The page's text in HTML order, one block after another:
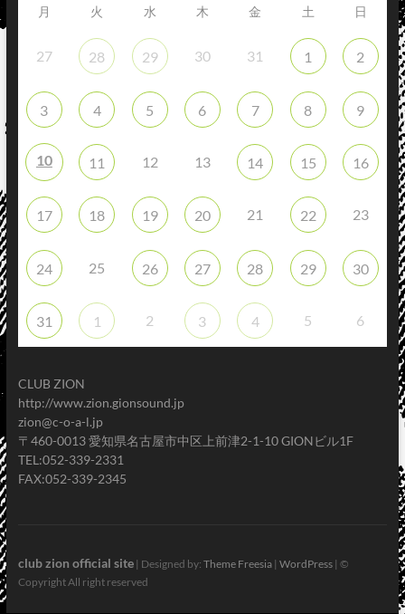
月 火 水 木 金 土 日
27 28 29 30 31 1 2
3 4 5 6 7 8 9
10 11 12 13 14 15 16
17 18 19 20 21 22 23
24 25 26 27 28 29 30
31 1 2 3 4 5 6
CLUB ZION
http://www.zion.gionsound.jp
zion@c-o-a-l.jp
〒460-0013 愛知県名古屋市中区上前津2-1-10 GIONビル1F
TEL:052-339-2331
FAX:052-339-2345
club zion official site| Designed by: Theme Freesia| WordPress| ©
Copyright All right reserved